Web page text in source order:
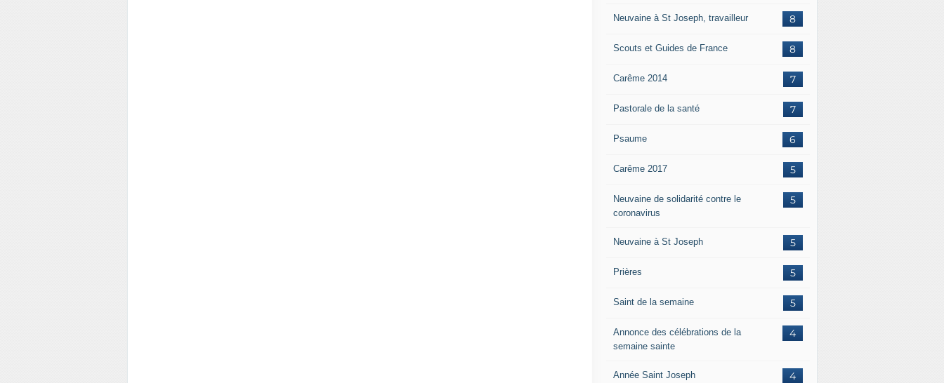
8
Neuvaine à St Joseph, travailleur
8
Scouts et Guides de France
7
Carême 2014
7
Pastorale de la santé
6
Psaume
5
Carême 2017
5
Neuvaine de solidarité contre le
coronavirus
5
Neuvaine à St Joseph
5
Prières
5
Saint de la semaine
4
Annonce des célébrations de la
semaine sainte
4
Année Saint Joseph